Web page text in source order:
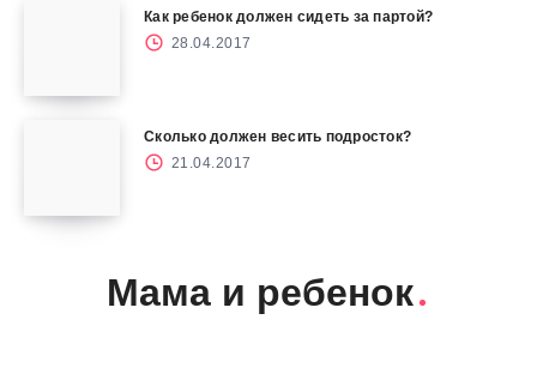
Как ребенок должен сидеть за партой?
28.04.2017
Сколько должен весить подросток?
21.04.2017
Мама и ребенок